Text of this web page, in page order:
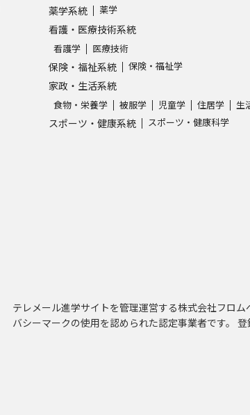
薬学系統 薬学
看護・医療技術系統
看護学 医療技術
保険・福祉系統 保険・福祉学
家政・生活系統
食物・栄養学 被服学 児童学 住居学 生
スポーツ・健康系統 スポーツ・健康科学
テレメール進学サイトを管理運営する株式会社フロ
バシーマークの使用を認められた認定事業者です。